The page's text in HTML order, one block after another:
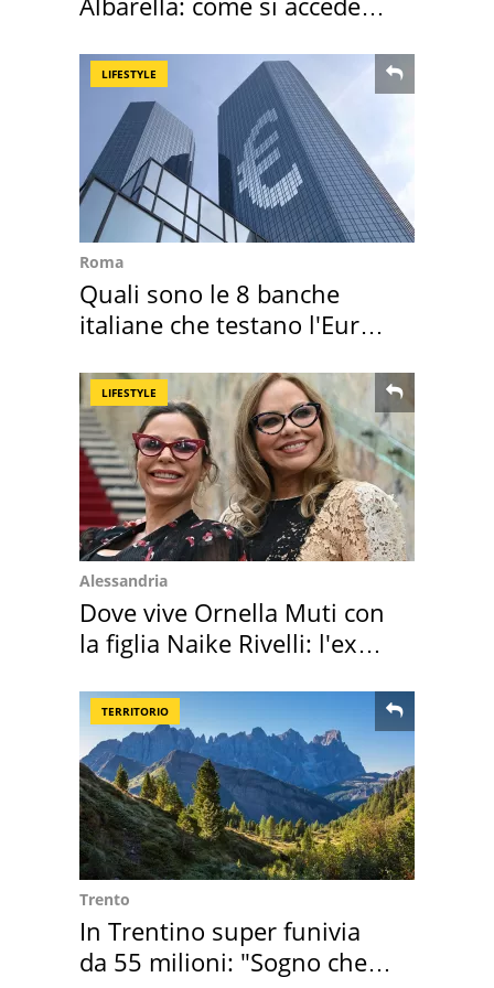
LIFESTYLE
Roma
Quali sono le 8 banche
italiane che testano l'Euro
LIFESTYLE
Alessandria
Dove vive Ornella Muti con
la figlia Naike Rivelli: l'ex
TERRITORIO
Trento
In Trentino super funivia
da 55 milioni: "Sogno che si